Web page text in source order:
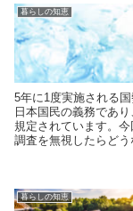
暮らしの知恵
5年に1度実施される
日本国民の義務であ
規定されています。
調査を無視したらどう
暮らしの知恵